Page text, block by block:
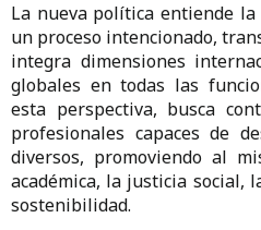
La nueva política entiende
un proceso intencionado,
integra dimensiones
globales en todas las
esta perspectiva, busca
profesionales capaces de
diversos, promoviendo al
académica, la justicia social,
sostenibilidad.